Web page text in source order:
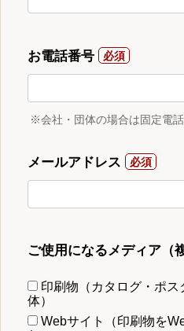
お電話番号
※会社・団体の場合は固定電話
メールアドレス
ご使用になるメディア（
印刷物（カタログ・ポ
体）
Webサイト（印刷物を